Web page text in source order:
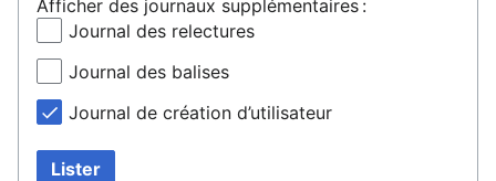
Afficher des journaux supplémentaires :
Journal des relectures
Journal des balises
Journal de création d’utilisateur
Lister